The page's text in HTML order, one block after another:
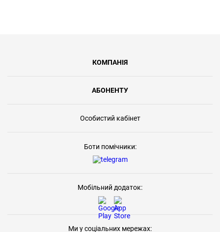
КОМПАНІЯ
АБОНЕНТУ
Особистий кабінет
Боти помічники:
Мобільний додаток:
Ми у соціальних мережах: